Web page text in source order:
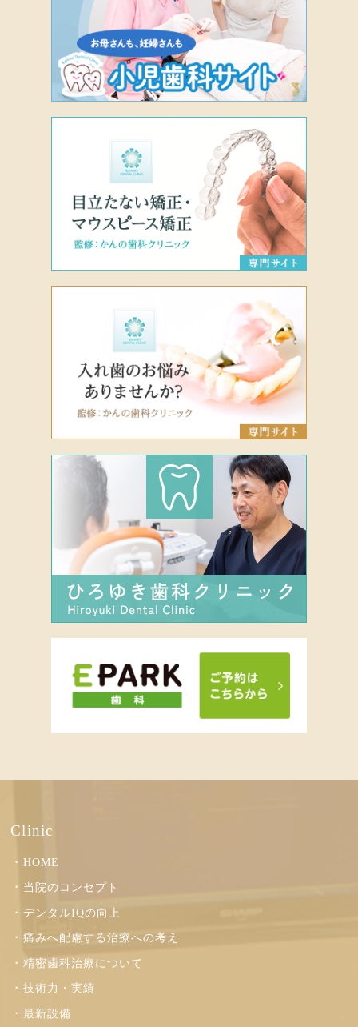
Clinic
HOME
当院のコンセプト
デンタルIQの向上
痛みへ配慮する治療への考え
精密歯科治療について
技術力・実績
最新設備